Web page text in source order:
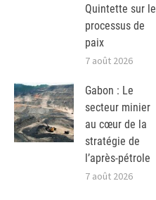
Quintette sur le
processus de
paix
7 août 2026
Gabon : Le
secteur minier
au cœur de la
stratégie de
l’après-pétrole
7 août 2026